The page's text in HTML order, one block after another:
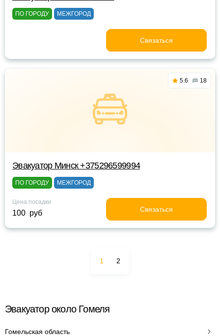
ПО ГОРОДУ МЕЖГОРОД
Связаться
5.6 18
Эвакуатор Минск +375296599994
ПО ГОРОДУ МЕЖГОРОД
Цена посадки
100 руб Связаться
1 2
Эвакуатор около Гомеля
Гомельская область